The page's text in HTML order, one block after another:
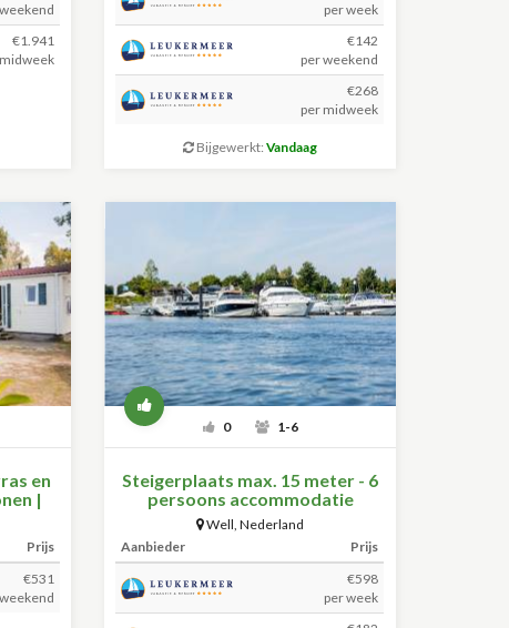
€1.941
per week
€142
per weekend
€268
per midweek
Bijgewerkt:Vandaag
en
|
Prijs
€531
0 1-6
Steigerplaats max. 15 meter - 6
persoons accommodatie
Well,Nederland
Aanbieder
Prijs
€598
per week